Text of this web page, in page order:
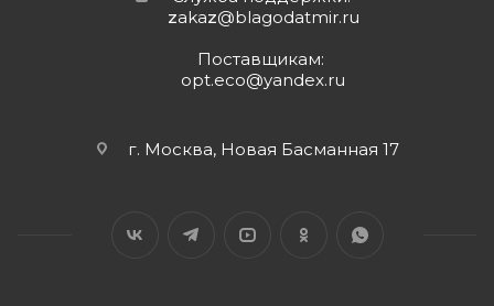
zakaz@blagodatmir.ru
Поставщикам:
opt.eco@yandex.ru
г. Москва, Новая Басманная 17